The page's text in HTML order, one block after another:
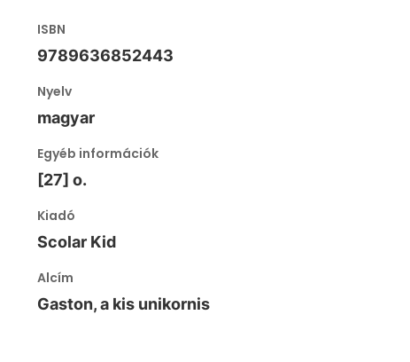
ISBN
9789636852443
Nyelv
magyar
Egyéb információk
[27] o.
Kiadó
Scolar Kid
Alcím
Gaston, a kis unikornis